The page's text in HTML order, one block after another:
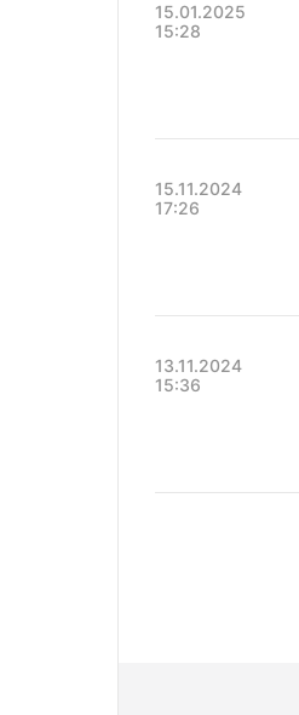
15.01.2025
15:28
15.11.2024
17:26
13.11.2024
15:36